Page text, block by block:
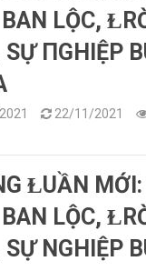
LỘC,
SỰ ПGHIỆP
22/11/2021
ⱢUẦN
LỘC,
SỰ NGHIỆP